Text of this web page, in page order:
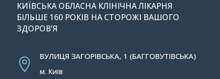
КИЇВСЬКА ОБЛАСНА КЛІНІЧНА ЛІКАРНЯ
БІЛЬШЕ 160 РОКІВ НА СТОРОЖІ ВАШОГО
ЗДОРОВ’Я

ВУЛИЦЯ ЗАГОРІВСЬКА, 1 (БАГГОВУТІВСЬКА)
м. Київ